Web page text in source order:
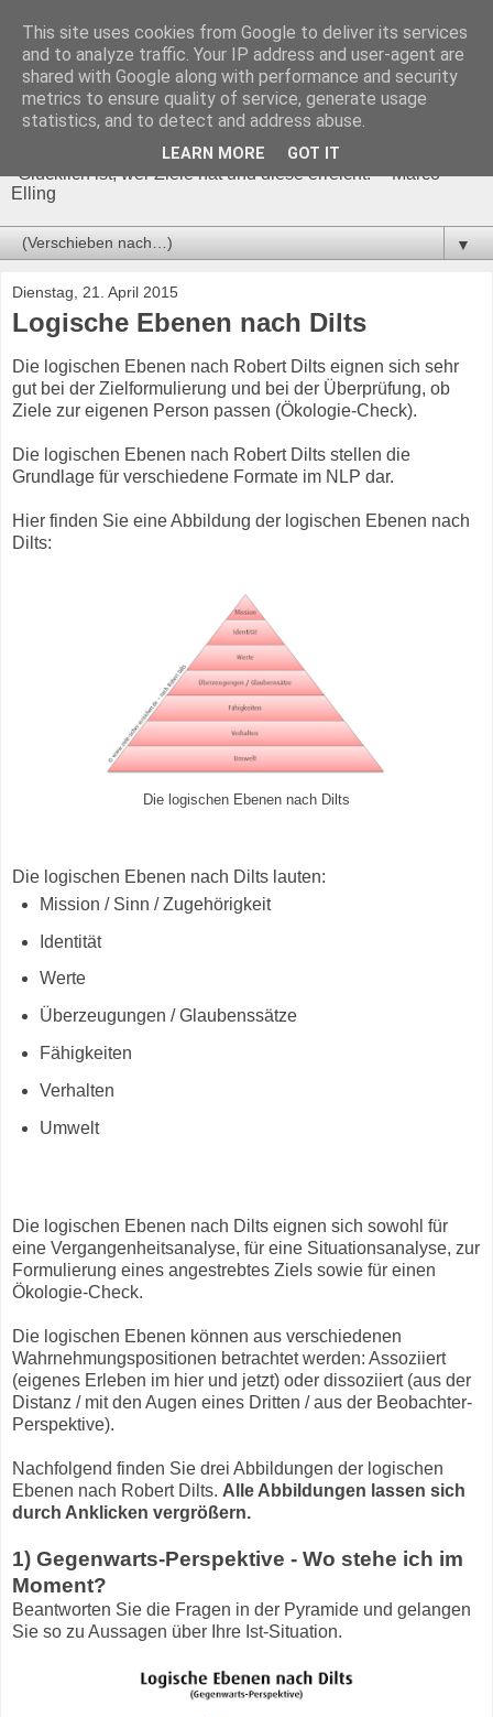
Ziele sicher erreichen!
"Glücklich ist, wer Ziele hat und diese erreicht." - Marco
Elling
▼
Dienstag, 21. April 2015
Logische Ebenen nach Dilts
Die logischen Ebenen nach Robert Dilts eignen sich sehr
gut bei der Zielformulierung und bei der Überprüfung, ob
Ziele zur eigenen Person passen (Ökologie-Check).
Die logischen Ebenen nach Robert Dilts stellen die
Grundlage für verschiedene Formate im NLP dar.
Hier finden Sie eine Abbildung der logischen Ebenen nach
Dilts:
Die logischen Ebenen nach Dilts
Die logischen Ebenen nach Dilts lauten:
Mission / Sinn / Zugehörigkeit
Identität
Werte
Überzeugungen / Glaubenssätze
Fähigkeiten
Verhalten
Umwelt
Die logischen Ebenen nach Dilts eignen sich sowohl für
eine Vergangenheitsanalyse, für eine Situationsanalyse, zur
Formulierung eines angestrebtes Ziels sowie für einen
Ökologie-Check.
Die logischen Ebenen können aus verschiedenen
Wahrnehmungspositionen betrachtet werden: Assoziiert
(eigenes Erleben im hier und jetzt) oder dissoziiert (aus der
Distanz / mit den Augen eines Dritten / aus der Beobachter-
Perspektive).
Nachfolgend finden Sie drei Abbildungen der logischen
Ebenen nach Robert Dilts. Alle Abbildungen lassen sich
durch Anklicken vergrößern.
1) Gegenwarts-Perspektive - Wo stehe ich im
Moment?
Beantworten Sie die Fragen in der Pyramide und gelangen
Sie so zu Aussagen über Ihre Ist-Situation.
This site uses cookies from Google to deliver its services
and to analyze traffic. Your IP address and user-agent are
shared with Google along with performance and security
metrics to ensure quality of service, generate usage
statistics, and to detect and address abuse.
LEARN MORE GOT IT